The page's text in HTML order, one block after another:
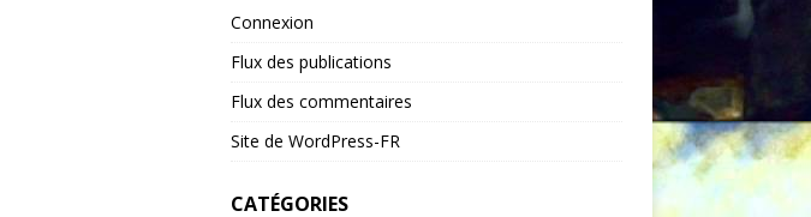
Connexion
Flux des publications
Flux des commentaires
Site de WordPress-FR
CATÉGORIES